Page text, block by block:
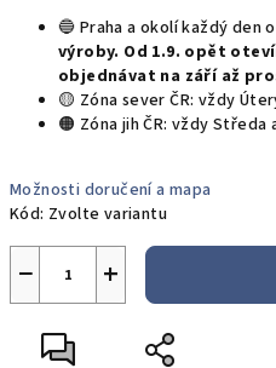
🔵 Praha a okolí každý den
výroby. Od 1.9. opět
objednávat na září až
🟡 Zóna sever ČR: vždy
🟠 Zóna jih ČR: vždy Středa
Možnosti doručení a mapa
Kód: Zvolte variantu
+
−